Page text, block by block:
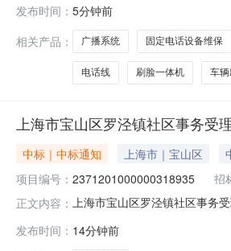
太原市综改示范区电子街1号
确认。5.询价内容：区域
发布时间： 5分钟前
相关产品：
广播系统 固定电话设备维保
电话线 刷脸一体机 车
上海市宝山区罗泾镇社区事务
中标｜中标通知 上海市｜宝山区
项目编号： 2371201000000318935 招
正文内容： 上海市宝山区罗泾镇社区事务
宝山区罗泾镇社区事务受理服
发布时间： 14分钟前